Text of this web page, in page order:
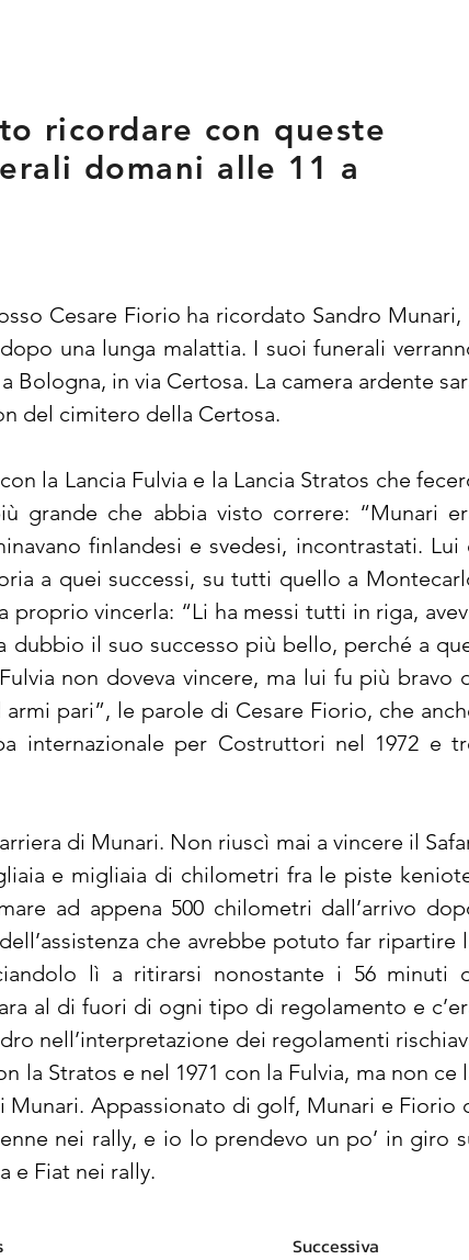
ricordare con queste
domani alle 11 a
Cesare Fiorio ha ricordato Sandro Munari,
una lunga malattia. I suoi funerali
in via Certosa. La camera ardente
del cimitero della Certosa.
la Lancia Fulvia e la Lancia Stratos che
grande che abbia visto correre: “Munari
finlandesi e svedesi, incontrastati. Lui
a quei successi, su tutti quello a
proprio vincerla: “Li ha messi tutti in riga,
dubbio il suo successo più bello, perché a
non doveva vincere, ma lui fu più bravo
pari”, le parole di Cesare Fiorio, che
internazionale per Costruttori nel 1972 e
di Munari. Non riuscì mai a vincere il
e migliaia di chilometri fra le piste
ad appena 500 chilometri dall’arrivo
che avrebbe potuto far ripartire
lì a ritirarsi nonostante i 56 minuti
al di fuori di ogni tipo di regolamento e
nell’interpretazione dei regolamenti
la Stratos e nel 1971 con la Fulvia, ma non ce
Appassionato di golf, Munari e Fiorio
nei rally, e io lo prendevo un po’ in giro
e Fiat nei rally.
Successiva